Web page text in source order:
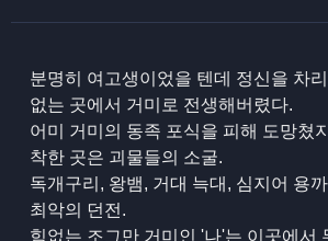
분명히 여고생이었을 텐데 정신을 차
없는 곳에서 거미로 전생해버렸다.
어미 거미의 동족 포식을 피해 도망쳤
착한 곳은 괴물들의 소굴.
독개구리, 왕뱀, 거대 늑대, 심지어 용
최악의 던전.
힘없는 조그만 거미인 '나'는 이곳에서